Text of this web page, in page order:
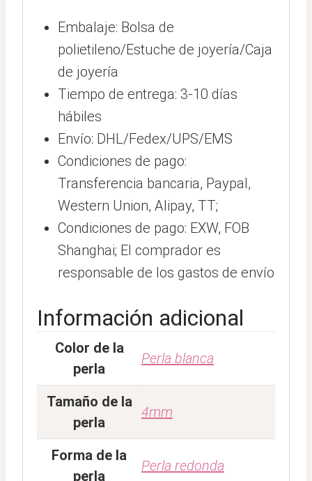
Embalaje: Bolsa de
polietileno/Estuche de joyería/Caja
de joyería
Tiempo de entrega: 3-10 días
hábiles
Envío: DHL/Fedex/UPS/EMS
Condiciones de pago:
Transferencia bancaria, Paypal,
Western Union, Alipay, TT;
Condiciones de pago: EXW, FOB
Shanghai; El comprador es
responsable de los gastos de envío
Información adicional
Color de la
perla
Perla blanca
Tamaño de la
perla
4mm
Forma de la
perla
Perla redonda